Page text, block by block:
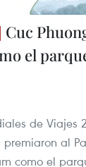
Cuc
el
de Viajes
premiaron al
como el